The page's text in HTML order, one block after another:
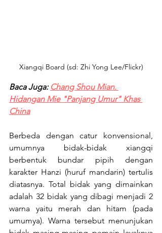
Xiangqi Board (sd: Zhi Yong Lee/Flickr)
Baca Juga: Chang Shou Mian.
Hidangan Mie "Panjang Umur" Khas
China
Berbeda dengan catur konvensional,
umumnya bidak-bidak xiangqi
berbentuk bundar pipih dengan
karakter Hanzi (huruf mandarin) tertulis
diatasnya. Total bidak yang dimainkan
adalah 32 bidak yang dibagi menjadi 2
warna yaitu merah dan hitam (pada
umumya). Warna tersebut menunjukan